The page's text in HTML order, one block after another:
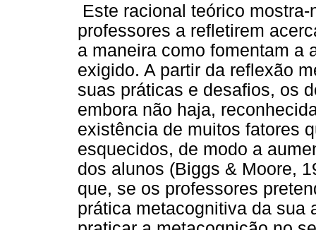
Este racional teórico
professores a refletirem
a maneira como fomentam a
exigido. A partir da reflexão
suas práticas e desafios, os
embora não haja,
existência de muitos fatores
esquecidos, de modo a
dos alunos (Biggs & Moore,
que, se os professores
prática metacognitiva da sua